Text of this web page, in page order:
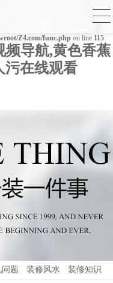
Z4.com/func.php on line 115
频导航,黄色香蕉
污在线观看
问题 装修风水 装修知识